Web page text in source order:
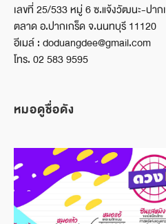
เลขที่ 25/533 หมู่ 6 ซ.แจ้งวัฒนะ-ปา
ตลาด อ.ปากเกร็ด จ.นนทบุรี 11120
อีเมล์ : doduangdee@gmail.com
โทร. 02 583 9595
หมอดูชื่อดัง